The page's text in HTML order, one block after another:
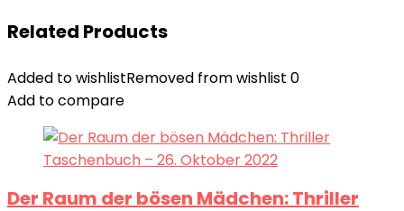
Related Products
Added to wishlistRemoved from wishlist 0
Add to compare
Der Raum der bösen Mädchen: Thriller